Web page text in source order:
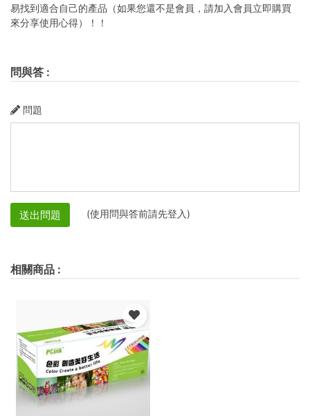
易找到適合自己的產品（如果您還不是會員，請加入會員立即購買
來分享使用心得）！！
問與答 :
問題
送出問題 (使用問與答前請先登入)
相關商品 :